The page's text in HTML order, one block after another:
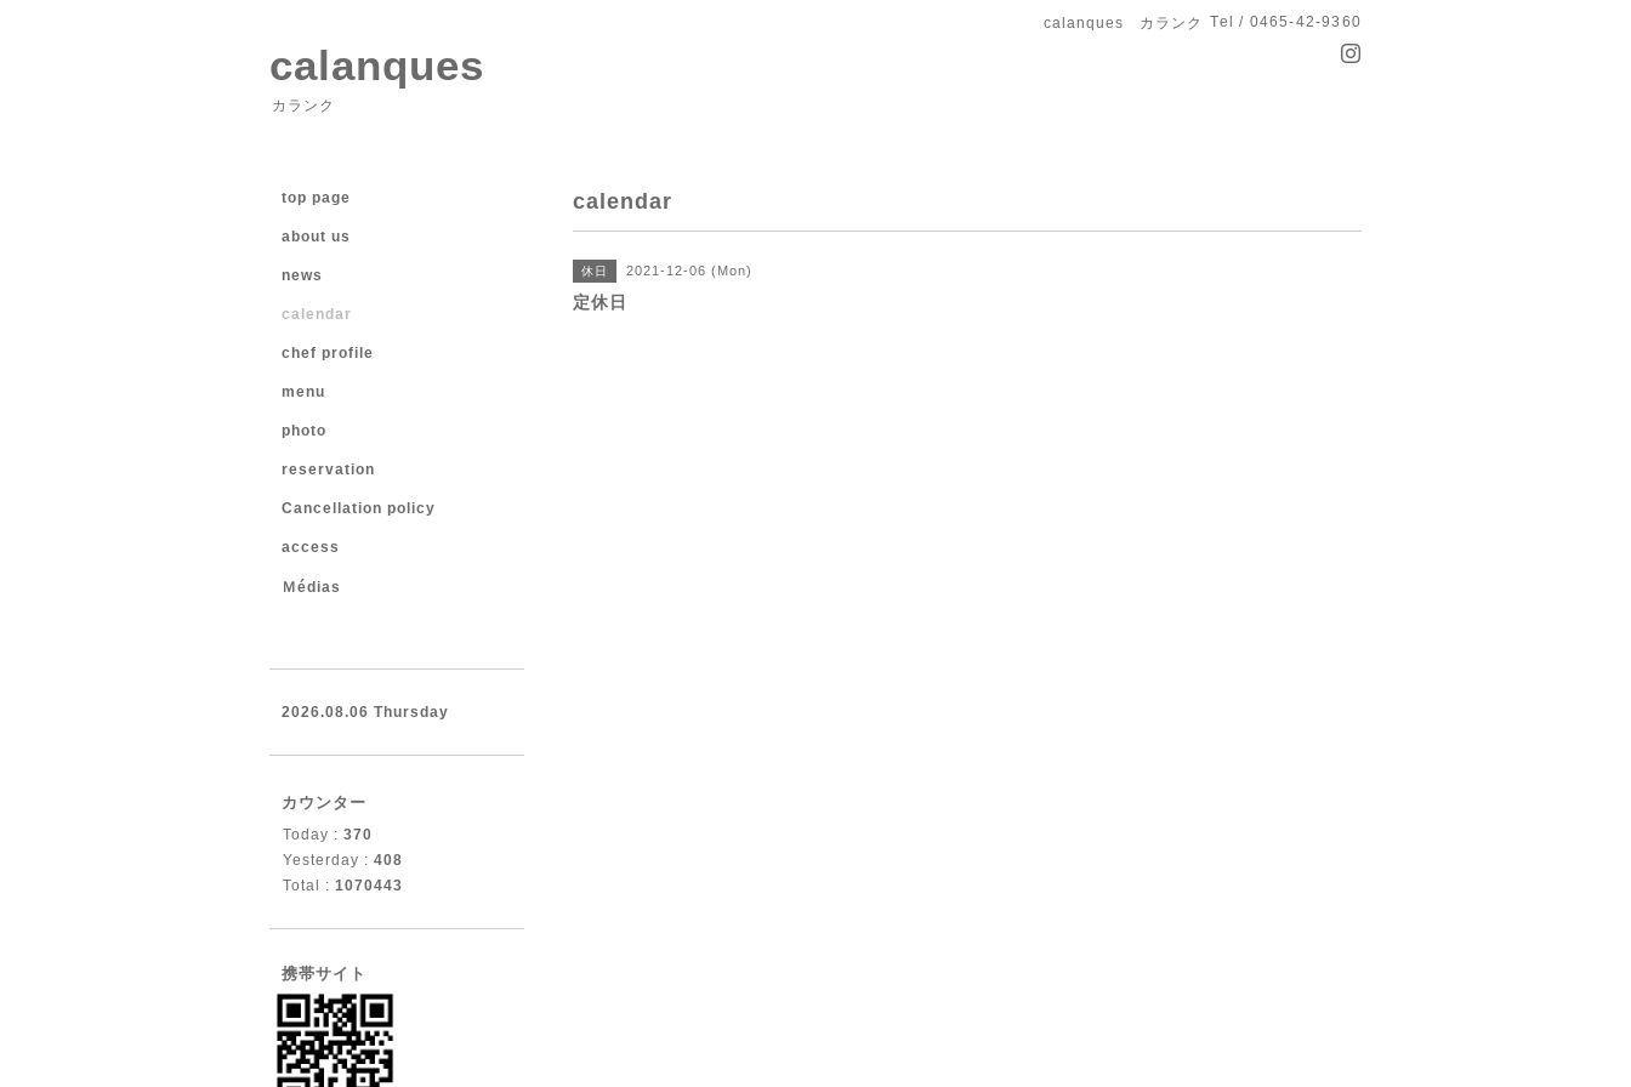
calanques カランク Tel / 0465-42-9360
calanques
カランク
calendar
休日 2021-12-06 (Mon)
定休日
top page
about us
news
calendar
chef profile
menu
photo
reservation
Cancellation policy
access
Ｍédias
2026.08.06 Thursday
カウンター
Today : 370
Yesterday : 408
Total : 1070443
携帯サイト